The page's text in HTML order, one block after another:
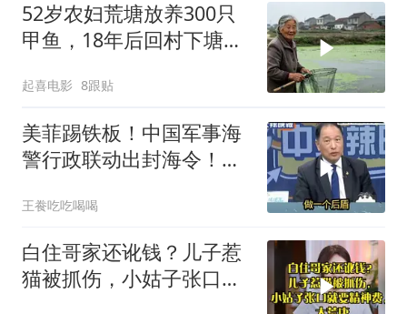
52岁农妇荒塘放养300只
甲鱼，18年后回村下塘瞬
起喜电影 8跟贴
美菲踢铁板！中国军事海
警行政联动出封海令！台
王飬吃吃喝喝
白住哥家还讹钱？儿子惹
猫被抓伤，小姑子张口就